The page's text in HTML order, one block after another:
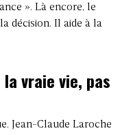
». Là encore, le
décision. Il aide à la
vraie vie, pas
Jean-Claude Laroche